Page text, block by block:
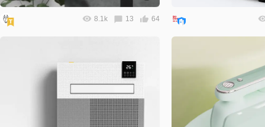
8.1k 13 64